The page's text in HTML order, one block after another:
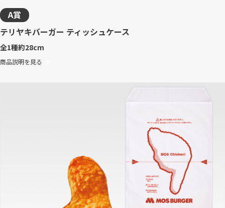
A賞
テリヤキバーガー ティッシュケース
全1種約28cm
商品説明を見る